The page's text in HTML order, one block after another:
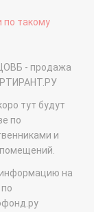
по такому
- продажа
тут будут
по
и
на